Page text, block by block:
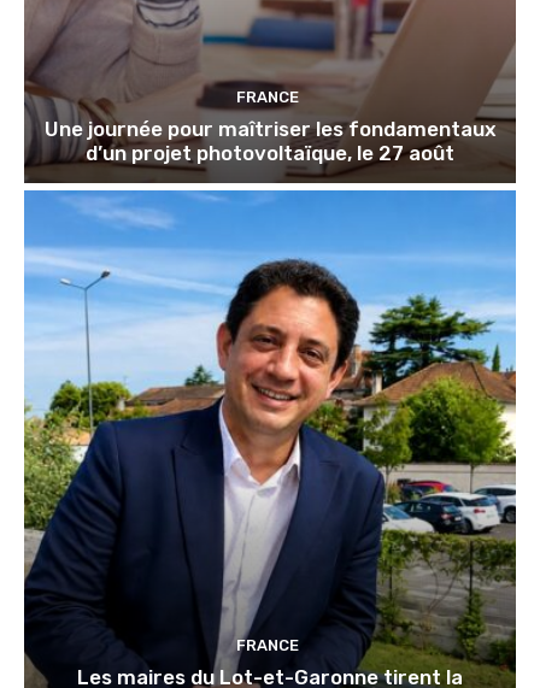
FRANCE
Une journée pour maîtriser les fondamentaux
d’un projet photovoltaïque, le 27 août
FRANCE
Les maires du Lot-et-Garonne tirent la